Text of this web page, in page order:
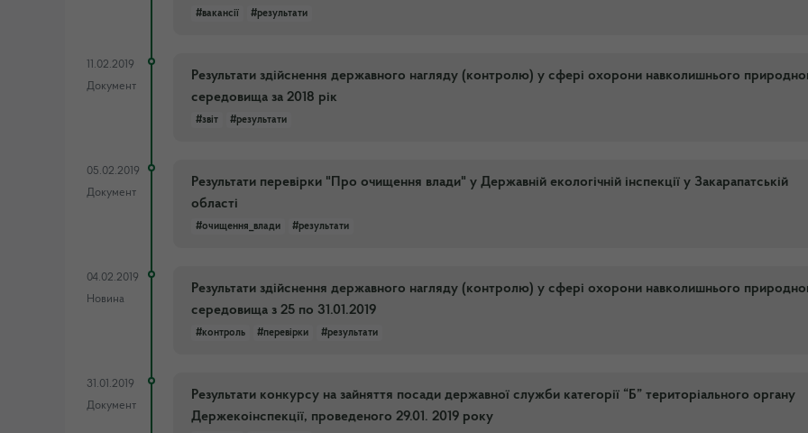
#вакансії #результати
11.02.2019
Документ
Результати здійснення державного нагляду (контролю) у сфері охорони навколишнього
середовища за 2018 рік
#звіт #результати
05.02.2019
Документ
Результати перевірки "Про очищення влади" у Державній екологічній інспекції у Закарапатській
області
#очищення_влади #результати
04.02.2019
Новина
Результати здійснення державного нагляду (контролю) у сфері охорони навколишнього
середовища з 25 по 31.01.2019
#контроль #перевірки #результати
31.01.2019
Документ
Результати конкурсу на зайняття посади державної служби категорії “Б” територіального органу
Держекоінспекції, проведеного 29.01. 2019 року